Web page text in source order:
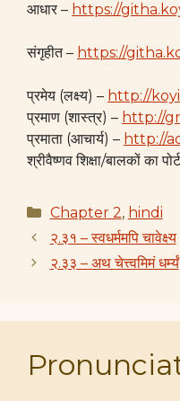
आधार – https://
संगृहीत – https://
प्रमेय (लक्ष्य) – http://
प्रमाण (शास्त्र) – http://
प्रमाता (आचार्य) – http://
श्रीवैष्णव शिक्षा/बालकों का
Categories
Chapter 2, hindi
२.३१ – स्वधर्ममपि चावेक्ष्य
२.३३ – अथ चेत्त्वमिमं धर्म्यं